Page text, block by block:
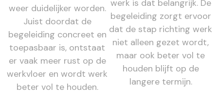
weer duidelijker worden.
Juist doordat de
begeleiding concreet en
toepasbaar is, ontstaat
er vaak meer rust op de
werkvloer en wordt werk
beter vol te houden.
werk is dat belangrijk. De
begeleiding zorgt ervoor
dat de stap richting werk
niet alleen gezet wordt,
maar ook beter vol te
houden blijft op de
langere termijn.